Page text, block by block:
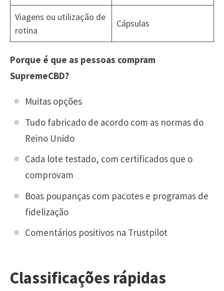
Viagens ou utilização de
rotina
Cápsulas
Porque é que as pessoas compram
SupremeCBD?
Muitas opções
Tudo fabricado de acordo com as normas do
Reino Unido
Cada lote testado, com certificados que o
comprovam
Boas poupanças com pacotes e programas de
fidelização
Comentários positivos na Trustpilot
Classificações rápidas